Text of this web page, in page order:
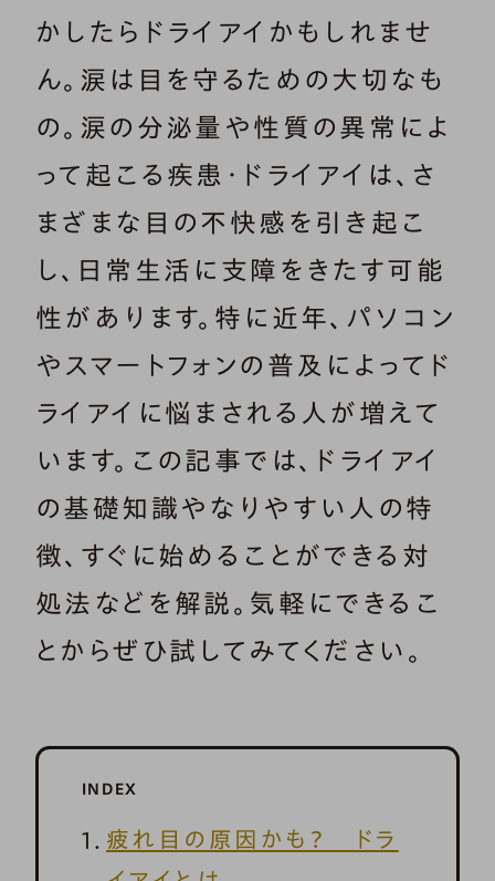
かしたらドライアイかもしれませ
ん。涙は目を守るための大切なも
の。涙の分泌量や性質の異常によ
って起こる疾患・ドライアイは、さ
まざまな目の不快感を引き起こ
し、日常生活に支障をきたす可能
性があります。特に近年、パソコン
やスマートフォンの普及によってド
ライアイに悩まされる人が増えて
います。この記事では、ドライアイ
の基礎知識やなりやすい人の特
徴、すぐに始めることができる対
処法などを解説。気軽にできるこ
とからぜひ試してみてください。
INDEX
疲れ目の原因かも？ ドラ